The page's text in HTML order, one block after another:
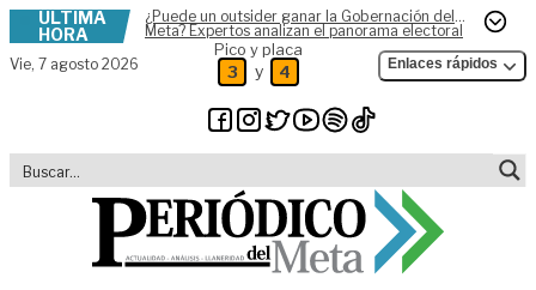
Skip to content
ÚLTIMA
HORA
¿Puede un outsider ganar la Gobernación del
Meta? Expertos analizan el panorama electoral
Vie, 7 agosto 2026
Pico y placa
3 y 4 Enlaces rápidos